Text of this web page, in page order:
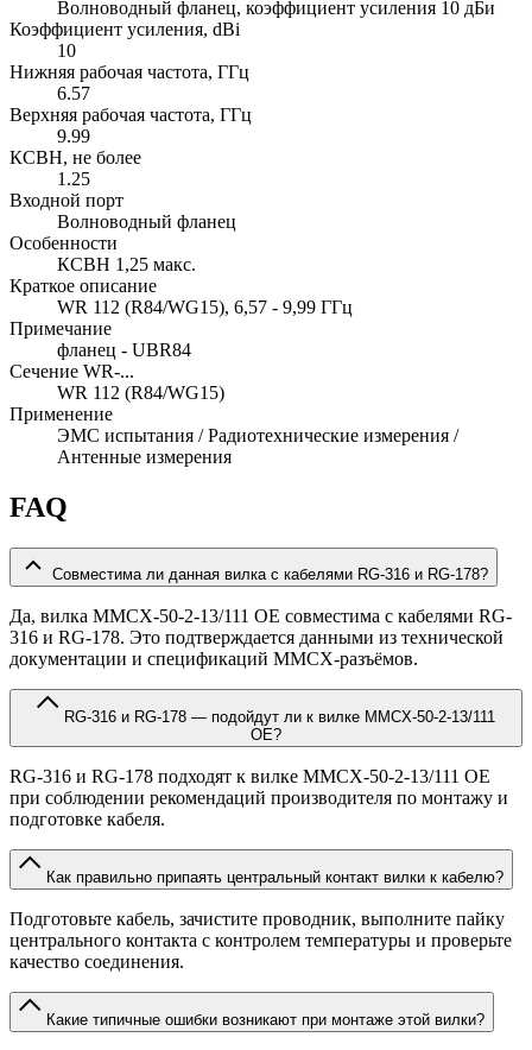
Волноводный фланец, коэффициент усиления 10 дБи
Коэффициент усиления, dBi
10
Нижняя рабочая частота, ГГц
6.57
Верхняя рабочая частота, ГГц
9.99
КСВН, не более
1.25
Входной порт
Волноводный фланец
Особенности
КСВН 1,25 макс.
Краткое описание
WR 112 (R84/WG15), 6,57 - 9,99 ГГц
Примечание
фланец - UBR84
Сечение WR-...
WR 112 (R84/WG15)
Применение
ЭМС испытания / Радиотехнические измерения /
Антенные измерения
FAQ
Совместима ли данная вилка с кабелями RG-316 и RG-178?
Да, вилка MMCX-50-2-13/111 OE совместима с кабелями RG-
316 и RG-178. Это подтверждается данными из технической
документации и спецификаций MMCX-разъёмов.
OE?
RG-316 и RG-178 подходят к вилке MMCX-50-2-13/111 OE
при соблюдении рекомендаций производителя по монтажу и
подготовке кабеля.
Как правильно припаять центральный контакт вилки к кабелю?
Подготовьте кабель, зачистите проводник, выполните пайку
центрального контакта с контролем температуры и проверьте
качество соединения.
Какие типичные ошибки возникают при монтаже этой вилки?